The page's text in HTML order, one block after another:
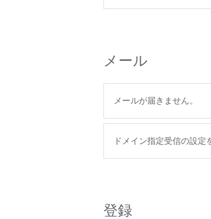
メール
メールが届きません。
ドメイン指定受信の設定
登録